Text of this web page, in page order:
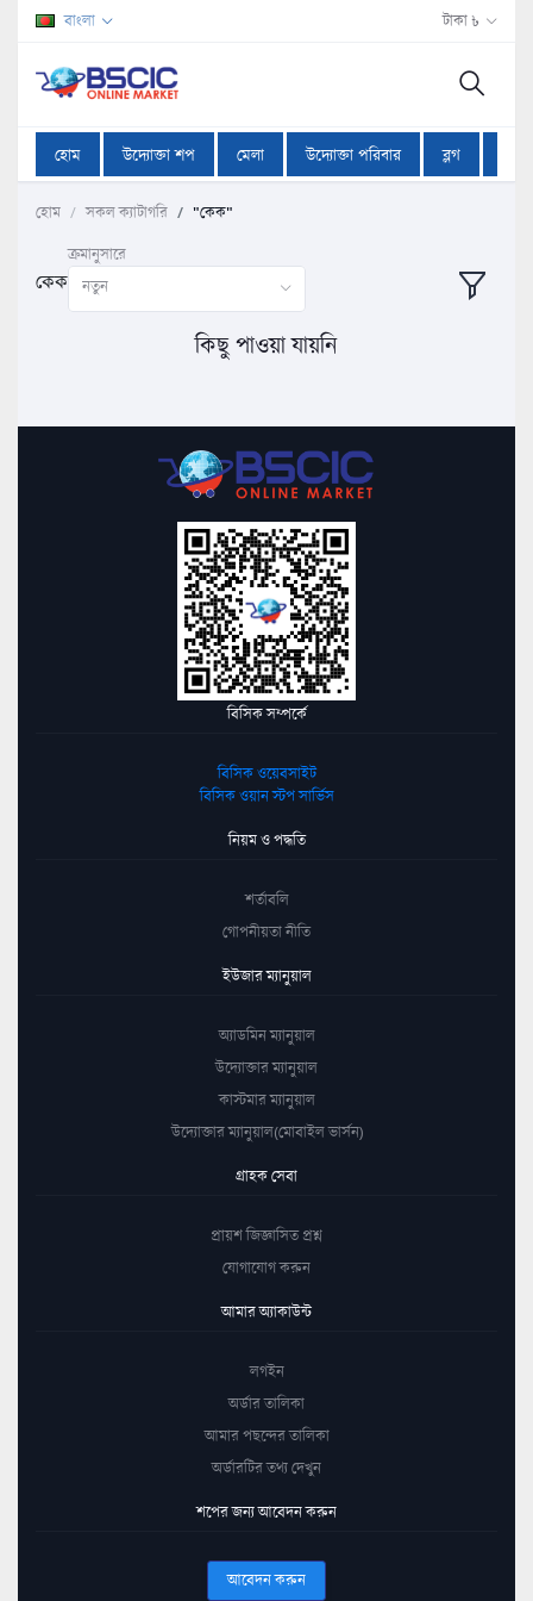
বাংলা টাকা ৳
হোম উদ্যোক্তা শপ মেলা উদ্যোক্তা পরিবার ব্লগ
হোম সকল ক্যাটাগরি "কেক"
কেক
ক্রমানুসারে
নতুন
কিছু পাওয়া যায়নি
বিসিক সম্পর্কে
বিসিক ওয়েবসাইট
বিসিক ওয়ান স্টপ সার্ভিস
নিয়ম ও পদ্ধতি
শর্তাবলি
গোপনীয়তা নীতি
ইউজার ম্যানুয়াল
অ্যাডমিন ম্যানুয়াল
উদ্যোক্তার ম্যানুয়াল
কাস্টমার ম্যানুয়াল
উদ্যোক্তার ম্যানুয়াল(মোবাইল ভার্সন)
গ্রাহক সেবা
প্রায়শ জিজ্ঞাসিত প্রশ্ন
যোগাযোগ করুন
আমার অ্যাকাউন্ট
লগইন
অর্ডার তালিকা
আমার পছন্দের তালিকা
অর্ডারটির তথ্য দেখুন
শপের জন্য আবেদন করুন
আবেদন করুন